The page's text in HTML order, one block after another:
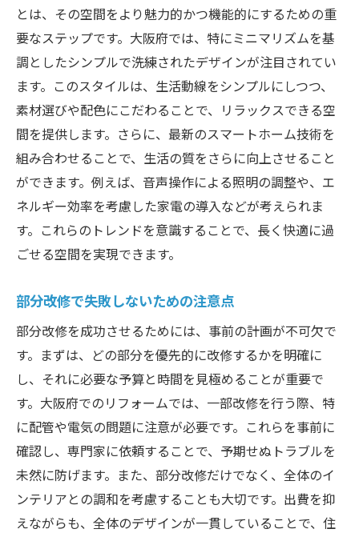
とは、その空間をより魅力的かつ機能的にするための重
要なステップです。大阪府では、特にミニマリズムを基
調としたシンプルで洗練されたデザインが注目されてい
ます。このスタイルは、生活動線をシンプルにしつつ、
素材選びや配色にこだわることで、リラックスできる空
間を提供します。さらに、最新のスマートホーム技術を
組み合わせることで、生活の質をさらに向上させること
ができます。例えば、音声操作による照明の調整や、エ
ネルギー効率を考慮した家電の導入などが考えられま
す。これらのトレンドを意識することで、長く快適に過
ごせる空間を実現できます。
部分改修で失敗しないための注意点
部分改修を成功させるためには、事前の計画が不可欠で
す。まずは、どの部分を優先的に改修するかを明確に
し、それに必要な予算と時間を見極めることが重要で
す。大阪府でのリフォームでは、一部改修を行う際、特
に配管や電気の問題に注意が必要です。これらを事前に
確認し、専門家に依頼することで、予期せぬトラブルを
未然に防げます。また、部分改修だけでなく、全体のイ
ンテリアとの調和を考慮することも大切です。出費を抑
えながらも、全体のデザインが一貫していることで、住